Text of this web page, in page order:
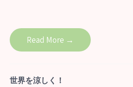
Read More →
世界を涼しく！